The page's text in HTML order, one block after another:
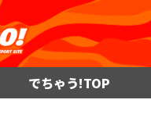
でちゃう!TOP